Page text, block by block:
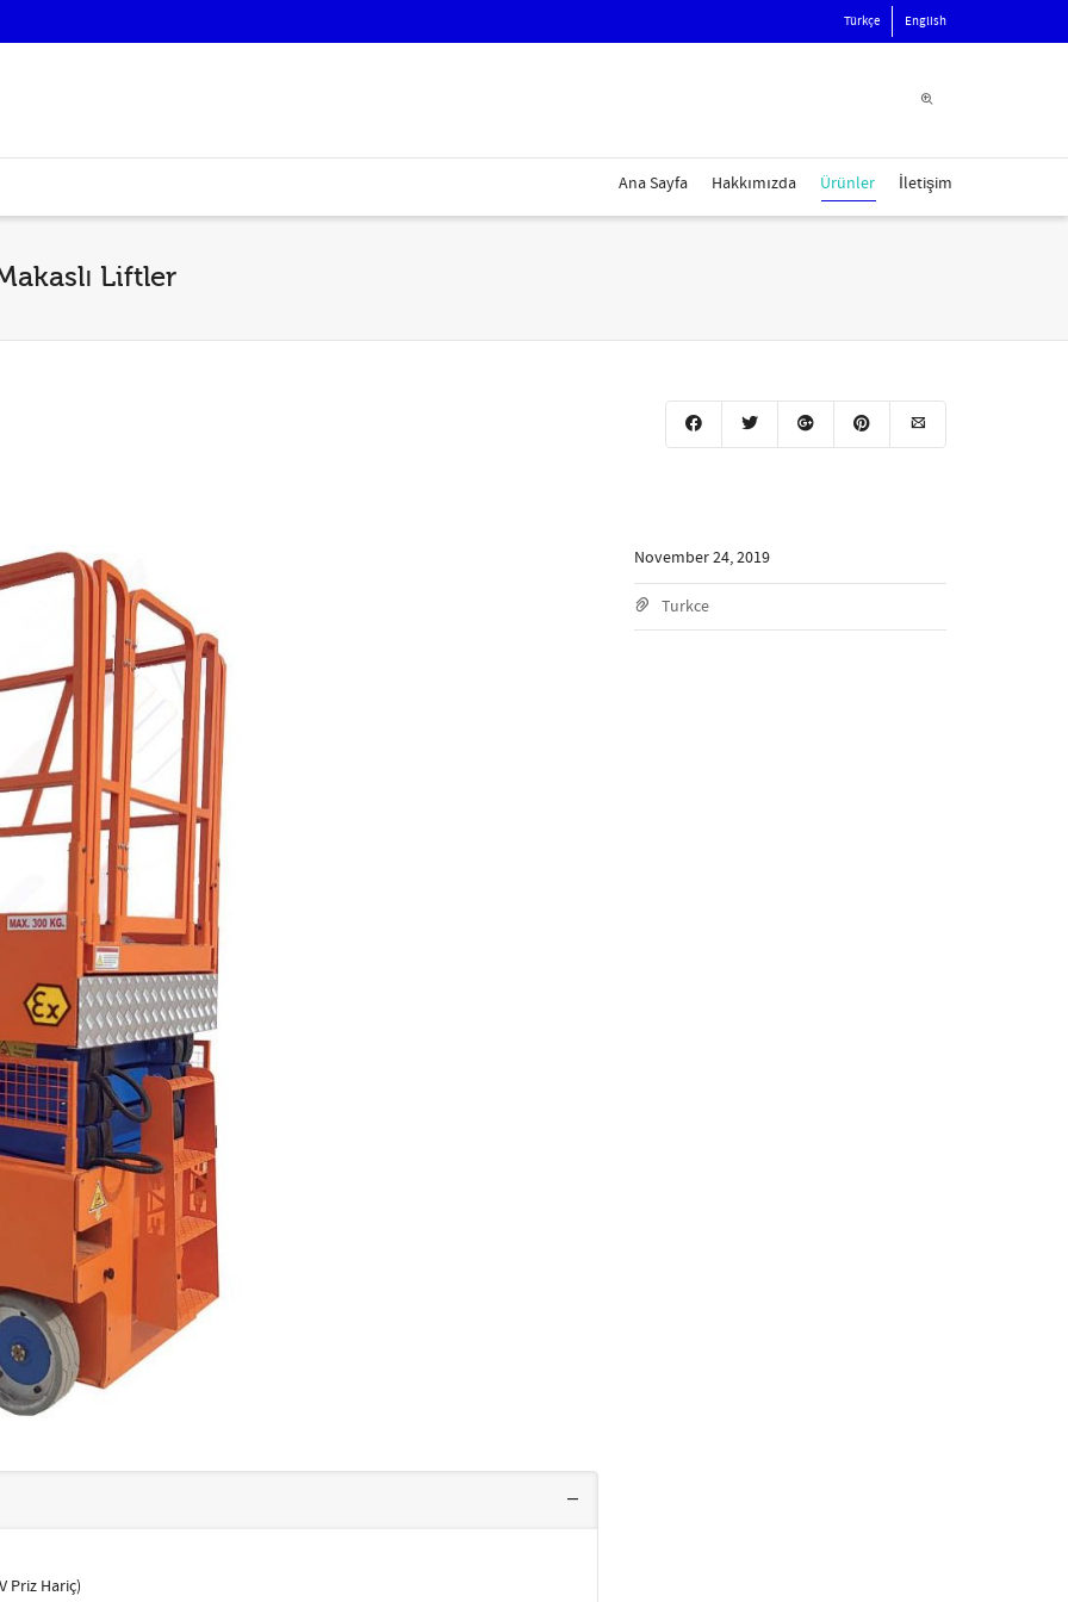
Türkçe English
Ana Sayfa Hakkımızda Ürünler İletişim
Liftler
Priz Hariç)
November 24, 2019
Turkce